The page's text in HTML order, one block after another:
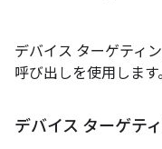
デバイス ターゲティ
呼び出しを使用します。
デバイス ターゲテ